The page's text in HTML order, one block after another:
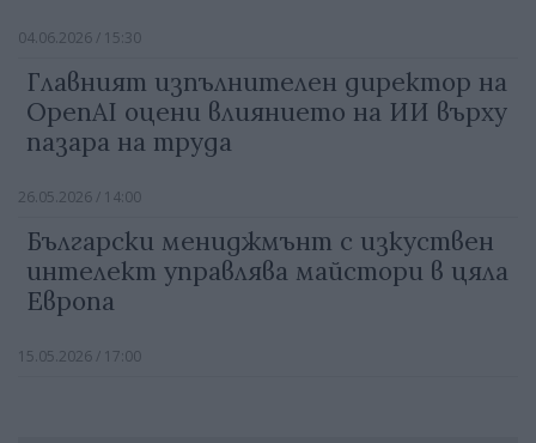
04.06.2026 / 15:30
Главният изпълнителен директор на
OpenAI оцени влиянието на ИИ върху
пазара на труда
26.05.2026 / 14:00
Български мениджмънт с изкуствен
интелект управлява майстори в цяла
Европа
15.05.2026 / 17:00